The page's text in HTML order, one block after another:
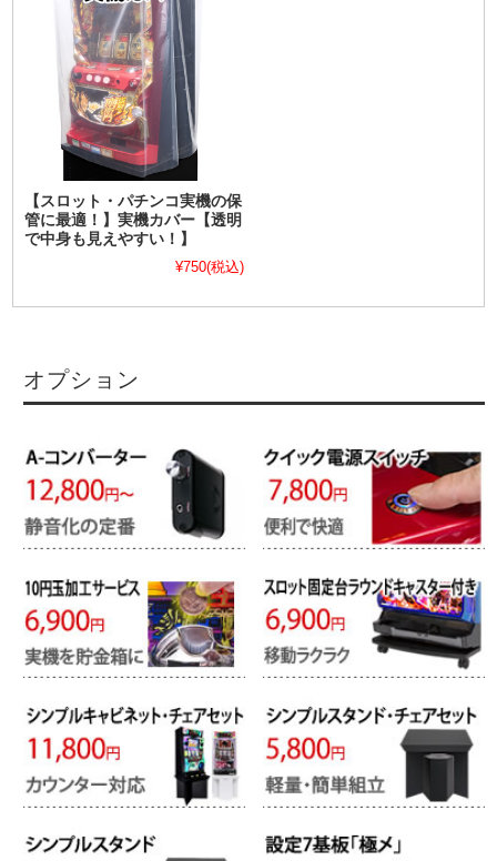
【スロット・パチンコ実機の保
管に最適！】実機カバー【透明
で中身も見えやすい！】
¥750(税込)
オプション